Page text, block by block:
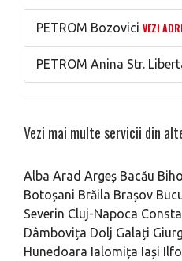
PETROM Bozovici VEZI
PETROM Anina Str.
Vezi mai multe servicii din
Alba Arad Argeș Bacău
Botoșani Brăila Brașov
Severin Cluj-Napoca
Dâmbovița Dolj Galați
Hunedoara Ialomița Iași